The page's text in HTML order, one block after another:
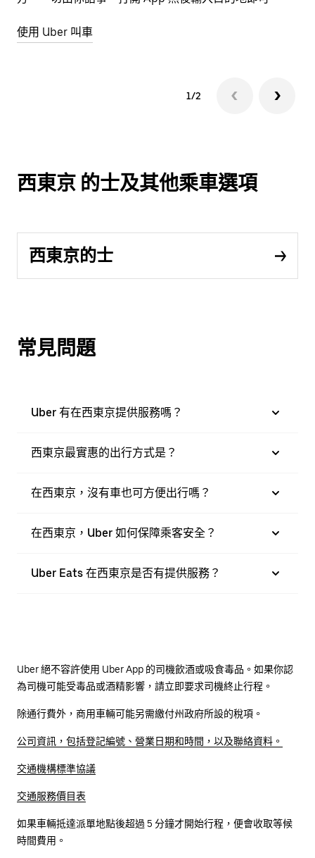
使用 Uber 叫車
1/2
西東京 的士及其他乘車選項
西東京的士
常見問題
Uber 有在西東京提供服務嗎？
西東京最實惠的出行方式是？
在西東京，沒有車也可方便出行嗎？
在西東京，Uber 如何保障乘客安全？
Uber Eats 在西東京是否有提供服務？
Uber 絕不容許使用 Uber App 的司機飲酒或吸食毒品。如果你認
為司機可能受毒品或酒精影響，請立即要求司機終止行程。
除通行費外，商用車輛可能另需繳付州政府所設的稅項。
公司資訊，包括登記編號、營業日期和時間，以及聯絡資料。
交通機構標準協議
交通服務價目表
如果車輛抵達派單地點後超過 5 分鐘才開始行程，便會收取等候
時間費用。